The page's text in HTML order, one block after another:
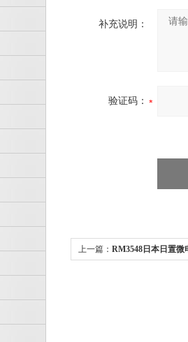
补充说明：
验证码：
上一篇： RM3548日本日置微